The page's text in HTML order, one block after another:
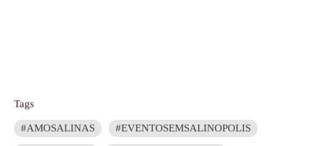
Tags
#AMOSALINAS #EVENTOSEMSALINOPOLIS